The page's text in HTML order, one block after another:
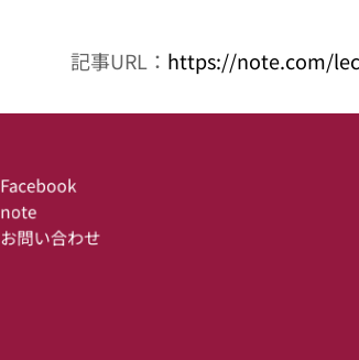
記事URL： https://note.com/
Facebook
note
お問い合わせ